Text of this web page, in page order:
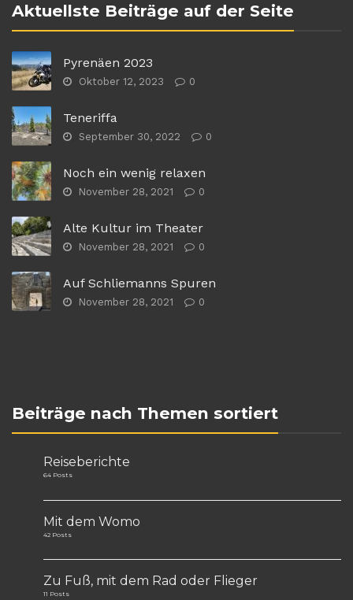
Aktuellste Beiträge auf der Seite
Pyrenäen 2023
Oktober 12, 2023 0
Teneriffa
September 30, 2022 0
Noch ein wenig relaxen
November 28, 2021 0
Alte Kultur im Theater
November 28, 2021 0
Auf Schliemanns Spuren
November 28, 2021 0
Beiträge nach Themen sortiert
Reiseberichte
64 Posts
Mit dem Womo
42 Posts
Zu Fuß, mit dem Rad oder Flieger
11 Posts